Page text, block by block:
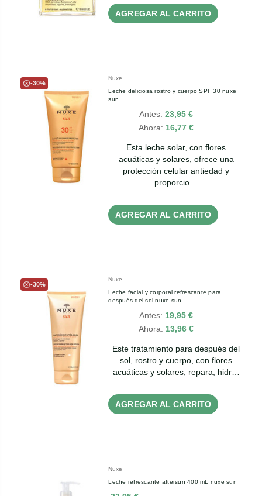
AGREGAR AL CARRITO
-30%
Nuxe
Leche deliciosa rostro y cuerpo SPF 30 nuxe
sun
Ahora: 16,77 €
Antes: 23,95 €
Esta leche solar, con flores
acuáticas y solares, ofrece una
protección celular antiedad y
proporcio…
AGREGAR AL CARRITO
-30%
Nuxe
Leche facial y corporal refrescante para
después del sol nuxe sun
Ahora: 13,96 €
Antes: 19,95 €
Este tratamiento para después del
sol, rostro y cuerpo, con flores
acuáticas y solares, repara, hidr…
AGREGAR AL CARRITO
Nuxe
Leche refrescante aftersun 400 mL nuxe sun